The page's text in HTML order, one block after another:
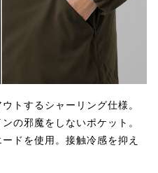
トするシャーリング仕様。
の邪魔をしないポケット。
ドを使用。接触冷感を抑え